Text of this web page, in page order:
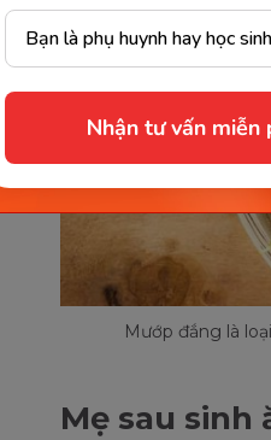
Nhận tư vấn miễn
Mướp đắng là
Mẹ sau